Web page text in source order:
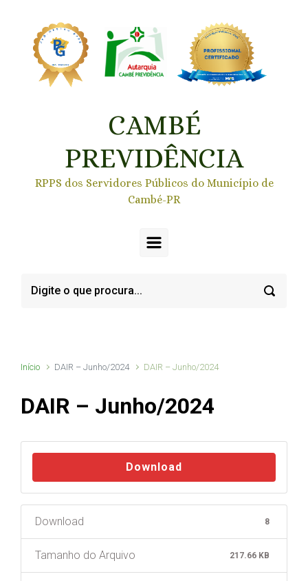
CAMBÉ
PREVIDÊNCIA
RPPS dos Servidores Públicos do Município de
Cambé-PR
Início DAIR – Junho/2024 DAIR – Junho/2024
DAIR – Junho/2024
Download
Download 8
Tamanho do Arquivo 217.66 KB